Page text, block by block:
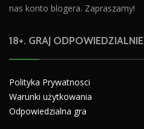
nas konto blogera. Zapraszamy!
18+. GRAJ ODPOWIEDZIALNIE
Polityka Prywatnosci
Warunki użytkowania
Odpowiedzialna gra